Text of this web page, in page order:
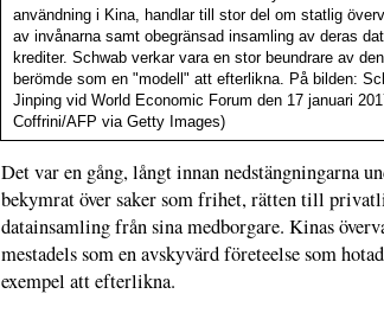
användning i Kina, handlar till stor del om statlig
av invånarna samt obegränsad insamling av deras
krediter. Schwab verkar vara en stor beundrare av
berömde som en "modell" att efterlikna. På bilden:
Jinping vid World Economic Forum den 17 januari
Coffrini/AFP via Getty Images)
Det var en gång, långt innan nedstängningarna
bekymrat över saker som frihet, rätten till
datainsamling från sina medborgare. Kinas
mestadels som en avskyvärd företeelse som
exempel att efterlikna.